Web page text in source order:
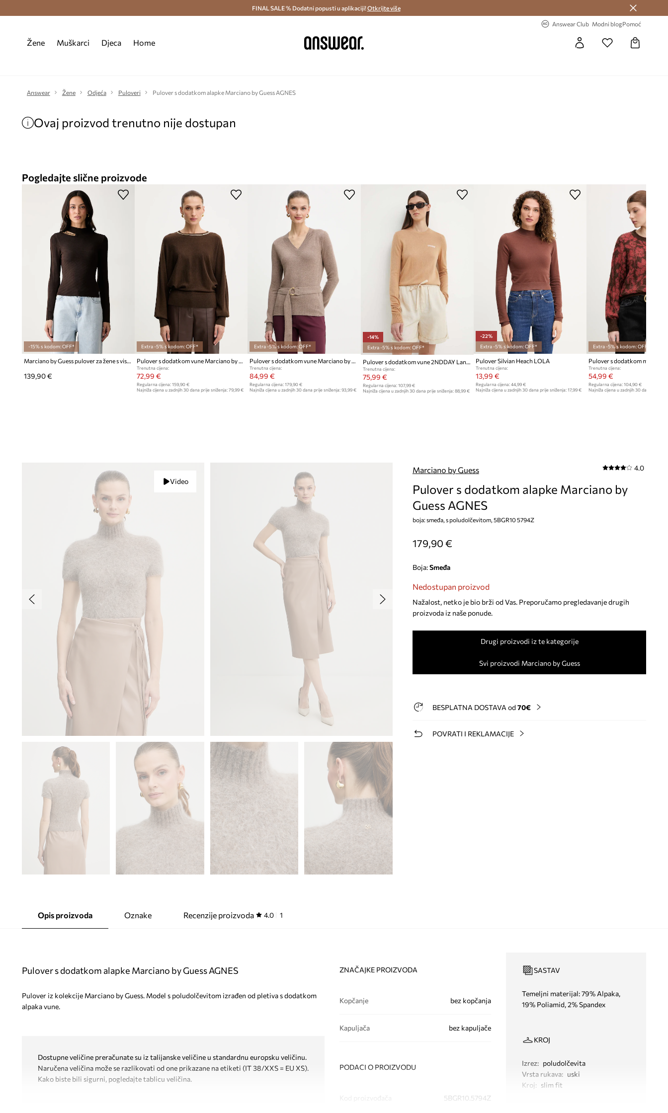
Besplatna dostava i povrat (od 70€) > Dostava u roku 48 sati >
FINAL SALE % Dodatni popusti u aplikaciji!Otkrijte više
Answear Club Modni blogPomoć
Žene Muškarci Djeca Home
Answear Žene Odjeća Puloveri Pulover s dodatkom alapke Marciano by Guess AGNES
Ovaj proizvod trenutno nije dostupan
Pogledajte slične proizvode
-15% s kodom: OFF*
Marciano by Guess pulover za žene s viskozom KAEDA
139,90 €
Extra -5% s kodom: OFF*
Pulover s dodatkom vune Marciano by Guess ABEL
Trenutna cijena:
72,99 €
Regularna cijena:159,90 €
Najniža cijena u zadnjih 30 dana prije sniženja:79,99 €
Extra -5% s kodom: OFF*
Pulover s dodatkom vune Marciano by Guess AFRAH
Trenutna cijena:
84,99 €
Regularna cijena: 179,90 €
Najniža cijena u zadnjih 30 dana prije sniženja: 93,99 €
-14%
Extra -5% s kodom: OFF*
Trenutna cijena:
75,99 €
Regularna cijena: 107,99 €
Najniža cijena u zadnjih 30 dana prije sniženja: 88,99 €
-22%
Extra -5% s kodom: OFF*
Pulover Silvian Heach LOLA
Trenutna cijena:
13,99 €
Regularna cijena:44,99 €
Najniža cijena u zadnjih 30 dana prije sniženja:17,99 €
Extra -5% s kodom: OFF*
Trenutna cijena:
54,99 €
Regularna cijena: 104,90 €
Najniža cijena u zadnjih 30 dana prije
Video
Marciano by Guess 4.0
Pulover s dodatkom alapke Marciano by
Guess AGNES
boja: smeđa, s poludolčevitom, 5BGR10 5794Z
179,90 €
Boja: smeđa
Nedostupan proizvod
Nažalost, netko je bio brži od Vas. Preporučamo pregledavanje drugih
proizvoda iz naše ponude.
Drugi proizvodi iz te kategorije
Svi proizvodi Marciano by Guess
BESPLATNA DOSTAVA od 70€
POVRATI I REKLAMACIJE
Opis proizvoda Oznake Recenzije proizvoda 4.0 1
Pulover s dodatkom alapke Marciano by Guess AGNES
Pulover iz kolekcije Marciano by Guess. Model s poludolčevitom izrađen od pletiva s dodatkom
alpaka vune.
Dostupne veličine preračunate su iz talijanske veličine u standardnu europsku veličinu.
Naručena veličina može se razlikovati od one prikazane na etiketi (IT 38/XXS = EU XS).
Kako biste bili sigurni, pogledajte tablicu veličina.
ZNAČAJKE PROIZVODA
Kopčanje bez kopčanja
Kapuljača bez kapuljače
PODACI O PROIZVODU
5BGR10.5794Z
SASTAV
Temeljni materijal: 79% Alpaka,
19% Poliamid, 2% Spandex
KROJ
Izrez: poludolčevita
Vrsta rukava: uski
Kroj: slim fit